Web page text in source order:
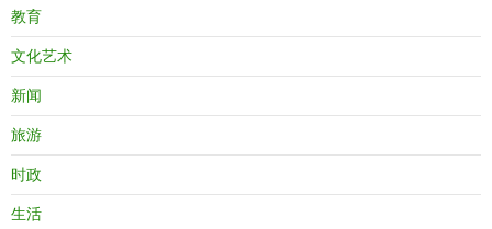
教育
文化艺术
新闻
旅游
时政
生活